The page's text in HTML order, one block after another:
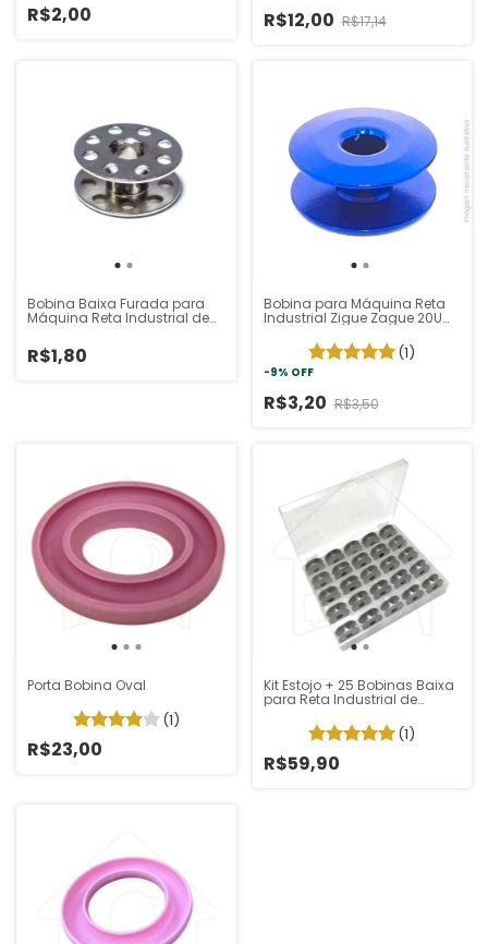
R$2,00 R$12,00 R$17,14
Bobina Baixa Furada para
Máquina Reta Industrial de
R$1,80
Bobina para Máquina Reta
Industrial Zigue Zague 20U
(1)
-9% OFF
R$3,20 R$3,50
Porta Bobina Oval
(1)
R$23,00
Kit Estojo + 25 Bobinas Baixa
para Reta Industrial de
(1)
R$59,90